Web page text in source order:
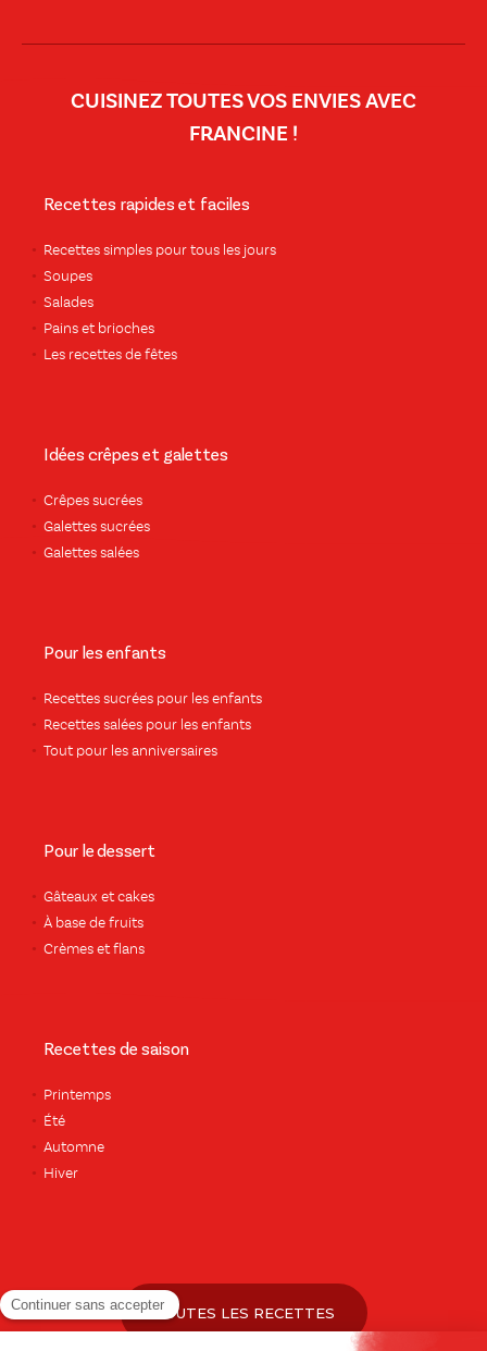
CUISINEZ TOUTES VOS ENVIES AVEC
FRANCINE !
Recettes rapides et faciles
Recettes simples pour tous les jours
Soupes
Salades
Pains et brioches
Les recettes de fêtes
Idées crêpes et galettes
Crêpes sucrées
Galettes sucrées
Galettes salées
Pour les enfants
Recettes sucrées pour les enfants
Recettes salées pour les enfants
Tout pour les anniversaires
Pour le dessert
Gâteaux et cakes
À base de fruits
Crèmes et flans
Recettes de saison
Printemps
Été
Automne
Hiver
TOUTES LES RECETTES